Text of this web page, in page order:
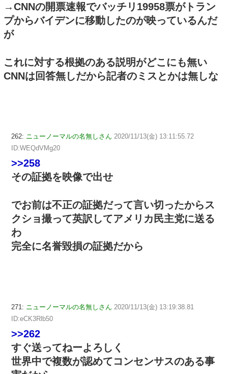
→CNNの開票速報でバッチリ19958票がトラン
プからバイデンに移動したのが映っているんだ
が
これに対する根拠のある説明がどこにも無い
CNNは回答無しだから記者のミスとかは無しな
262: ニューノーマルの名無しさん 2020/11/13(金) 13:11:55.72
ID:WEQdVMg20
>>258
その証拠を映像で出せ
でお前は不正の証拠だって言い切ったからス
クショ撮って英訳してアメリカ民主党に送る
わ
完全に名誉毀損の証拠だから
271: ニューノーマルの名無しさん 2020/11/13(金) 13:19:38.81
ID:eCK3Rlb50
>>262
すぐ送ってねーよろしく
世界中で複数が認めてコンセンサスのある事